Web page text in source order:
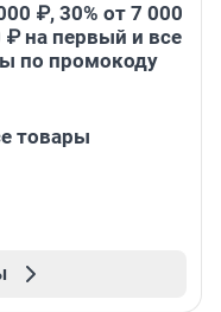
₽, 30% от 7 000
₽ на первый и все
по промокоду
товары